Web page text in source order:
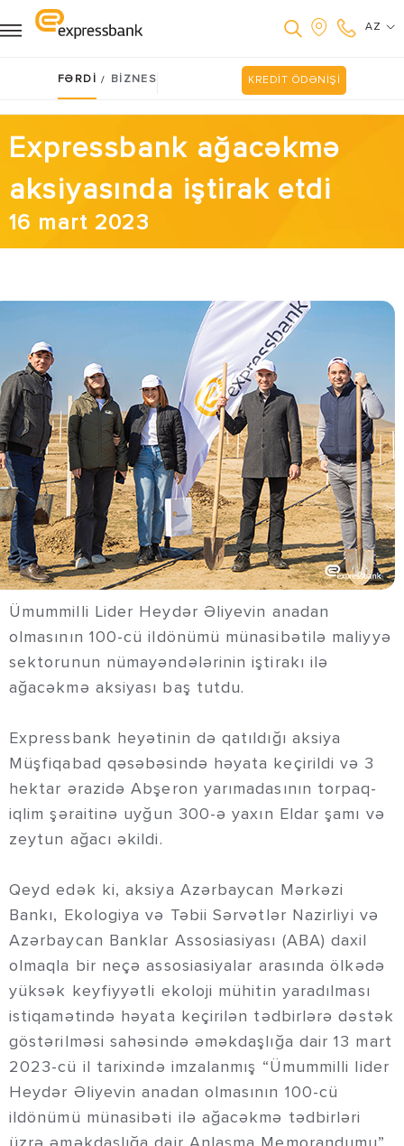
AZ
FƏRDİ / BİZNES KREDİT ÖDƏNİŞİ
Expressbank ağacəkmə
aksiyasında iştirak etdi
16 mart 2023
Ümummilli Lider Heydər Əliyevin anadan
olmasının 100-cü ildönümü münasibətilə maliyyə
sektorunun nümayəndələrinin iştirakı ilə
ağacəkmə aksiyası baş tutdu.
Expressbank heyətinin də qatıldığı aksiya
Müşfiqabad qəsəbəsində həyata keçirildi və 3
hektar ərazidə Abşeron yarımadasının torpaq-
iqlim şəraitinə uyğun 300-ə yaxın Eldar şamı və
zeytun ağacı əkildi.
Qeyd edək ki, aksiya Azərbaycan Mərkəzi
Bankı, Ekologiya və Təbii Sərvətlər Nazirliyi və
Azərbaycan Banklar Assosiasiyası (ABA) daxil
olmaqla bir neçə assosiasiyalar arasında ölkədə
yüksək keyfiyyətli ekoloji mühitin yaradılması
istiqamətində həyata keçirilən tədbirlərə dəstək
göstərilməsi sahəsində əməkdaşlığa dair 13 mart
2023-cü il tarixində imzalanmış “Ümummilli lider
Heydər Əliyevin anadan olmasının 100-cü
ildönümü münasibəti ilə ağacəkmə tədbirləri